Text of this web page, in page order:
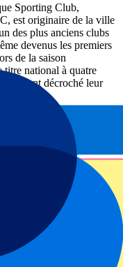
Sporting Club,
est originaire de la ville
des plus anciens clubs
devenus les premiers
de la saison
titre national à quatre
Ils ont décroché leur